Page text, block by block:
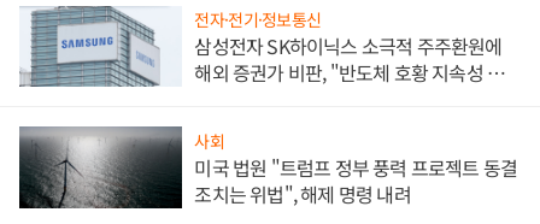
전자·전기·정보통신
삼성전자 SK하이닉스 소극적 주주환원에
해외 증권가 비판, "반도체 호황 지속성 의
사회
미국 법원 "트럼프 정부 풍력 프로젝트 동결
조치는 위법", 해제 명령 내려